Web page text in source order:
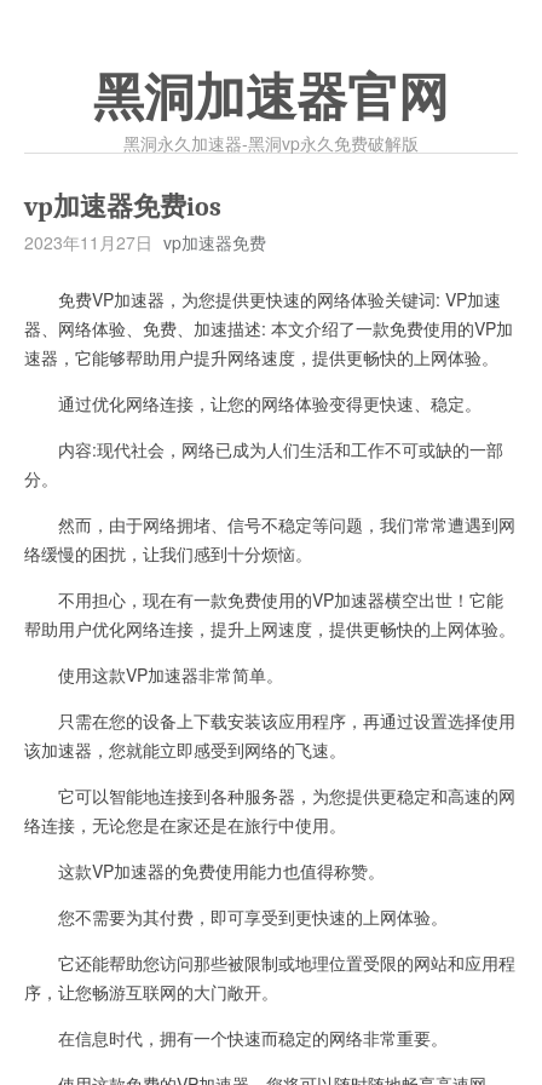
黑洞加速器官网
黑洞永久加速器-黑洞vp永久免费破解版
vp加速器免费ios
2023年11月27日 vp加速器免费
免费VP加速器，为您提供更快速的网络体验关键词: VP加速
器、网络体验、免费、加速描述: 本文介绍了一款免费使用的VP加
速器，它能够帮助用户提升网络速度，提供更畅快的上网体验。
通过优化网络连接，让您的网络体验变得更快速、稳定。
内容:现代社会，网络已成为人们生活和工作不可或缺的一部
分。
然而，由于网络拥堵、信号不稳定等问题，我们常常遭遇到网
络缓慢的困扰，让我们感到十分烦恼。
不用担心，现在有一款免费使用的VP加速器横空出世！它能
帮助用户优化网络连接，提升上网速度，提供更畅快的上网体验。
使用这款VP加速器非常简单。
只需在您的设备上下载安装该应用程序，再通过设置选择使用
该加速器，您就能立即感受到网络的飞速。
它可以智能地连接到各种服务器，为您提供更稳定和高速的网
络连接，无论您是在家还是在旅行中使用。
这款VP加速器的免费使用能力也值得称赞。
您不需要为其付费，即可享受到更快速的上网体验。
它还能帮助您访问那些被限制或地理位置受限的网站和应用程
序，让您畅游互联网的大门敞开。
在信息时代，拥有一个快速而稳定的网络非常重要。